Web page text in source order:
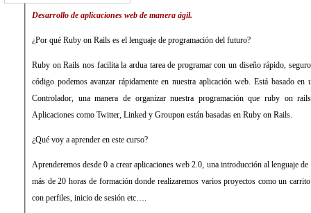
Desarrollo de aplicaciones web de manera ágil.
¿Por qué Ruby on Rails es el lenguaje de programación del futuro?
Ruby on Rails nos facilita la ardua tarea de programar con un diseño rápido,
código podemos avanzar rápidamente en nuestra aplicación web. Está basado en
Controlador, una manera de organizar nuestra programación que ruby on
Aplicaciones como Twitter, Linked y Groupon están basadas en Ruby on Rails.
¿Qué voy a aprender en este curso?
Aprenderemos desde 0 a crear aplicaciones web 2.0, una introducción al lenguaje
más de 20 horas de formación donde realizaremos varios proyectos como un
con perfiles, inicio de sesión etc….